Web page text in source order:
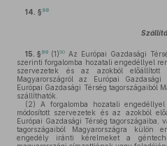
14. § 88
15. § 89 (1)90 Az Európai Gazdasági
szerinti forgalomba hozatali engedéllyel
szervezetek és az azokból előállított
Magyarországról az Európai
Európai Gazdasági Térség tagországaiból
szállíthatók.
(2) A forgalomba hozatali
módosított szervezetek és az azokból
Európai Gazdasági Térség tagországaiba,
tagországaiból Magyarországra külön
engedély iránti kérelmeket a